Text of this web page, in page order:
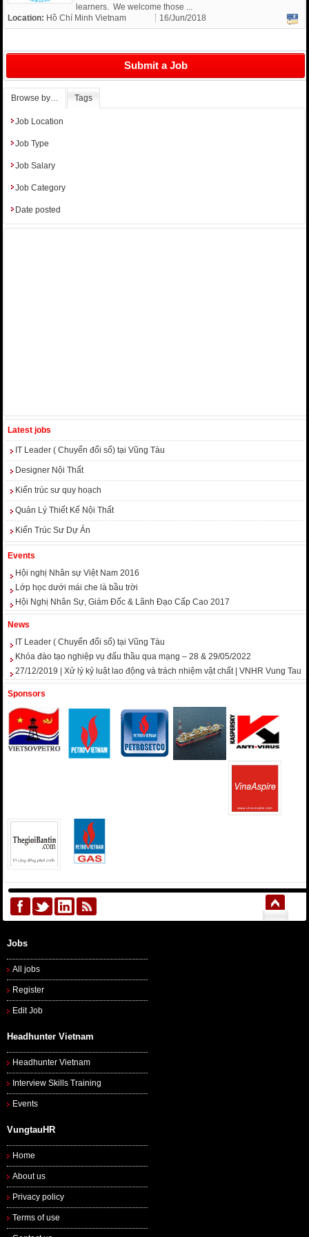
learners. We welcome those ...
Location: Hồ Chí Minh Vietnam 16/Jun/2018
Submit a Job
Browse by… Tags
Job Location
Job Type
Job Salary
Job Category
Date posted
Latest jobs
IT Leader ( Chuyển đổi số) tại Vũng Tàu
Designer Nội Thất
Kiến trúc sư quy hoạch
Quản Lý Thiết Kế Nội Thất
Kiến Trúc Sư Dự Án
Events
Hội nghị Nhân sự Việt Nam 2016
Lớp học dưới mái che là bầu trời
Hội Nghị Nhân Sự, Giám Đốc & Lãnh Đạo Cấp Cao 2017
News
IT Leader ( Chuyển đổi số) tại Vũng Tàu
Khóa đào tạo nghiệp vụ đấu thầu qua mạng – 28 & 29/05/2022
27/12/2019 | Xử lý kỷ luật lao động và trách nhiệm vật chất | VNHR Vung Tau
Sponsors
Jobs
All jobs
Register
Edit Job
Headhunter Vietnam
Headhunter Vietnam
Interview Skills Training
Events
VungtauHR
Home
About us
Privacy policy
Terms of use